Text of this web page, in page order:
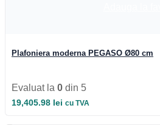
Plafoniera moderna PEGASO Ø80 cm
Evaluat la 0 din 5
19,405.98 lei cu TVA